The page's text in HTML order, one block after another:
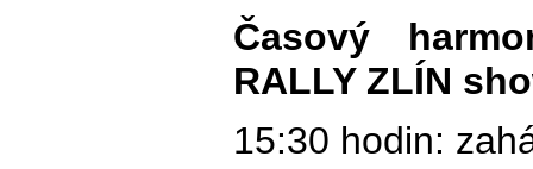
Časový
RALLY ZLÍN
15:30 hodin: